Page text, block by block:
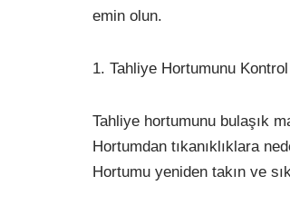
emin olun.
1. Tahliye Hortumunu
Tahliye hortumunu bulaşık
Hortumdan tıkanıklıklara
Hortumu yeniden takın ve